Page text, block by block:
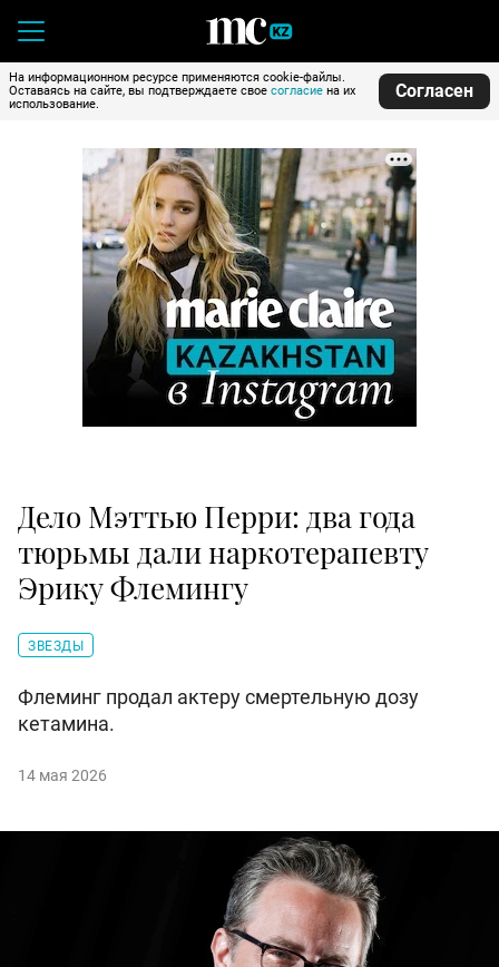
На информационном ресурсе применяются cookie-файлы.
Оставаясь на сайте, вы подтверждаете свое согласие на их
использование.
Согласен
Дело Мэттью Перри: два года
тюрьмы дали наркотерапевту
Эрику Флемингу
ЗВЕЗДЫ
Флеминг продал актеру смертельную дозу
кетамина.
14 мая 2026